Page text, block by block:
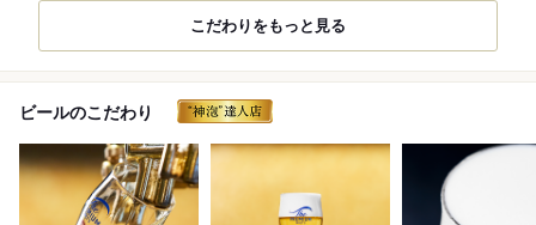
こだわりをもっと見る
ビールのこだわり